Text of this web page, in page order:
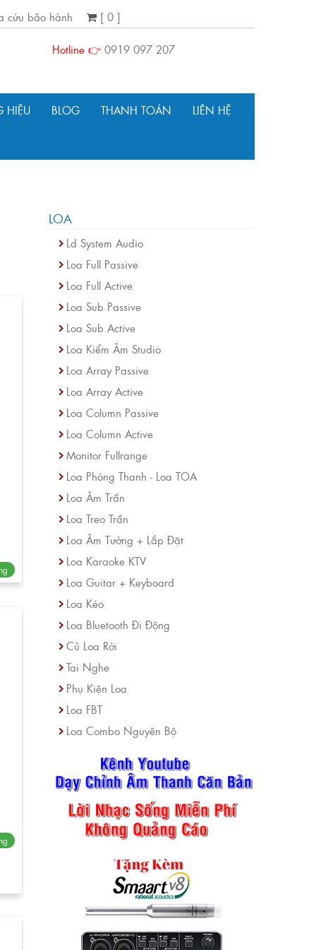
cứu bảo hành
[ 0 ]
Hotline 👉 0919 097 207
HIỆU BLOG THANH TOÁN LIÊN HỆ
LOA
Ld System Audio
Loa Full Passive
Loa Full Active
Loa Sub Passive
Loa Sub Active
Loa Kiểm Âm Studio
Loa Array Passive
Loa Array Active
Loa Column Passive
Loa Column Active
Monitor Fullrange
Loa Phóng Thanh - Loa TOA
Loa Âm Trần
Loa Treo Trần
Loa Âm Tường + Lắp Đặt
Loa Karaoke KTV
Loa Guitar + Keyboard
Loa Kéo
Loa Bluetooth Đi Động
Củ Loa Rời
Tai Nghe
Phụ Kiện Loa
Loa FBT
Loa Combo Nguyên Bộ